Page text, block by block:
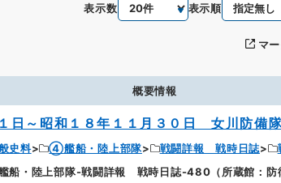
表示数 表示順
マ
概要情報
日～昭和１８年１１月３０日 女川防備
史料 ④艦船・陸上部隊 戦闘詳報 戦時日誌
・陸上部隊-戦闘詳報 戦時日誌-480（所蔵館：防